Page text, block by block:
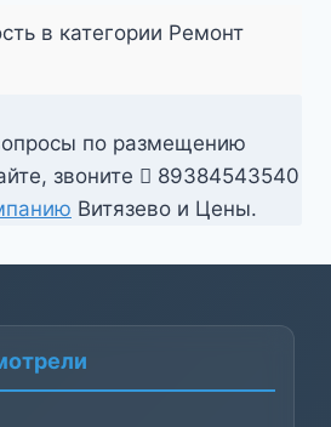
в категории Ремонт
по размещению
звоните
89384543540
Витязево и Цены.